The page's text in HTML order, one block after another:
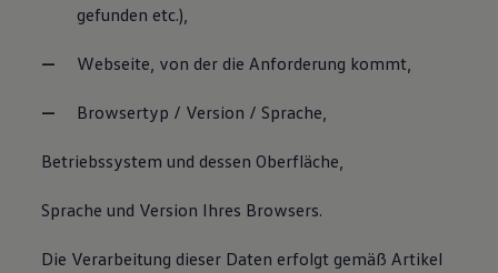
gefunden etc.),
Webseite, von der die Anforderung kommt,
Browsertyp / Version / Sprache,
Betriebssystem und dessen Oberfläche,
Sprache und Version Ihres Browsers.
Die Verarbeitung dieser Daten erfolgt gemäß Artikel